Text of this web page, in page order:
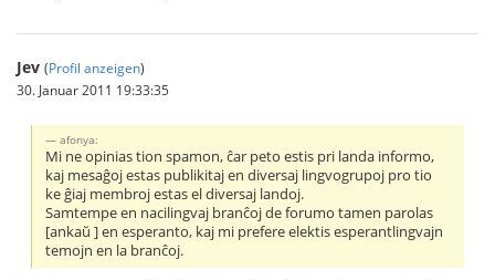
Jev (Profil anzeigen)
30. Januar 2011 19:33:35
afonya:
Mi ne opinias tion spamon, ĉar peto estis pri landa informo,
kaj mesaĝoj estas publikitaj en diversaj lingvogrupoj pro tio
ke ĝiaj membroj estas el diversaj landoj.
Samtempe en nacilingvaj branĉoj de forumo tamen parolas
[ankaŭ ] en esperanto, kaj mi prefere elektis esperantlingvajn
temojn en la branĉoj.